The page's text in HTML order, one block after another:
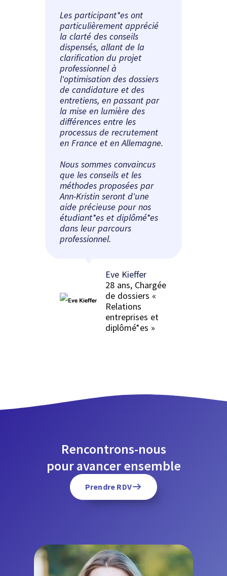
Les participant*es ont
particulièrement apprécié
la clarté des conseils
dispensés, allant de la
clarification du projet
professionnel à
l'optimisation des dossiers
de candidature et des
entretiens, en passant par
la mise en lumière des
différences entre les
processus de recrutement
en France et en Allemagne.
Nous sommes convaincus
que les conseils et les
méthodes proposées par
Ann-Kristin seront d'une
aide précieuse pour nos
étudiant*es et diplômé*es
dans leur parcours
professionnel.
Eve Kieffer
28 ans, Chargée
de dossiers «
Relations
entreprises et
diplômé*es »
Rencontrons-nous
pour avancer ensemble
Prendre RDV